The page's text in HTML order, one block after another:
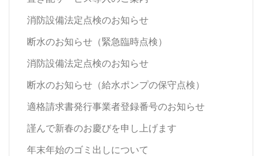
消防設備法定点検のお知らせ
断水のお知らせ（緊急臨時点検）
消防設備法定点検のお知らせ
断水のお知らせ（給水ポンプの保守点検）
適格請求書発行事業者登録番号のお知らせ
謹んで新春のお慶びを申し上げます
年末年始のゴミ出しについて